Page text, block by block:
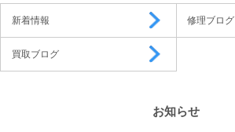
新着情報 修理ブログ
買取ブログ
お知らせ